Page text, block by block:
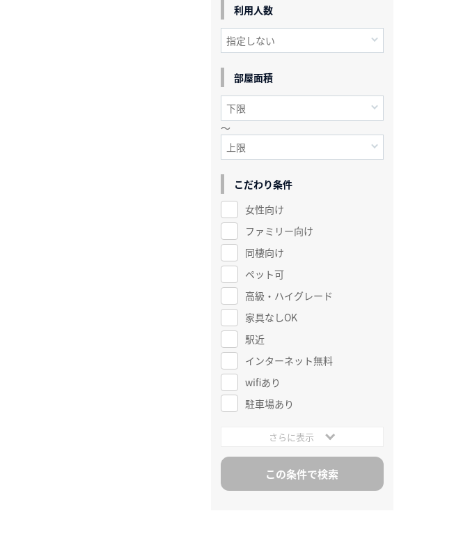
利用人数
部屋面積
～
こだわり条件
女性向け
ファミリー向け
同棲向け
ペット可
高級・ハイグレード
家具なしOK
駅近
インターネット無料
wifiあり
駐車場あり
さらに表示